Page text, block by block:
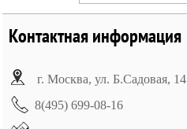
Контактная информация
г. Москва, ул. Б.Садовая, 14
8(495) 699-08-16